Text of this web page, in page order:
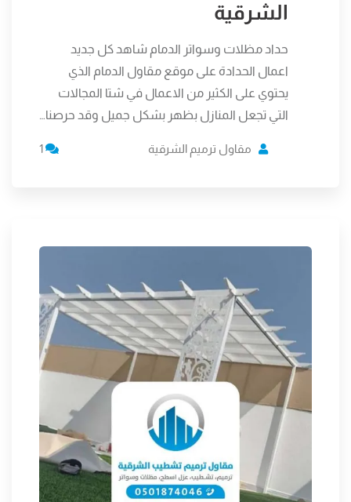
الشرقية
حداد مظلات وسواتر الدمام شاهد كل جديد
اعمال الحدادة على موقع مقاول الدمام الذي
يحتوي على الكثير من الاعمال في شتا المجالات
التي تجعل المنازل بظهر بشكل جميل وقد حرصنا…
مقاول ترميم الشرقية